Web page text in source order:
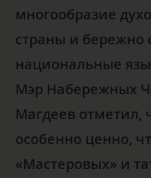
многообразие
страны и бережно
национальные
Мэр Набережных
Магдеев отметил,
особенно ценно,
«Мастеровых» и